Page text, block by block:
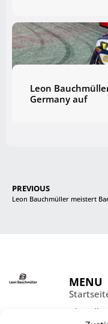
Leon
Germany auf
PREVIOUS
MENU
Aktuelles